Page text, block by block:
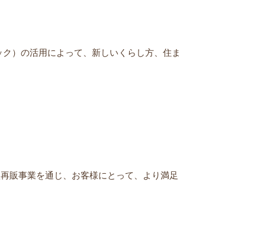
）の活用によって、新しいくらし方、住ま
販事業を通じ、お客様にとって、より満足